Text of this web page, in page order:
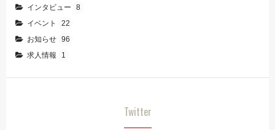
インタビュー
8
イベント
22
お知らせ 96
求人情報
1
Twitter